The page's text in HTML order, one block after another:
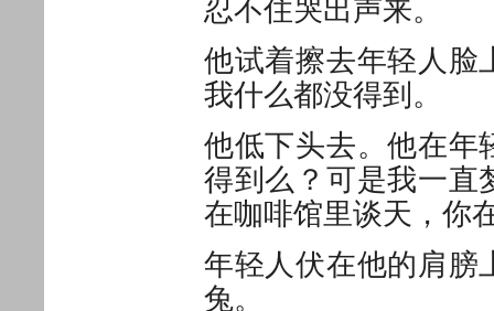
忍不住哭出声来。
他试着擦去年轻人脸
我什么都没得到。
他低下头去。他在年
得到么？可是我一直
在咖啡馆里谈天，你
年轻人伏在他的肩膀
兔。